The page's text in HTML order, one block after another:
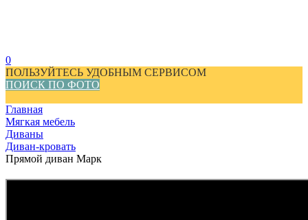
0
ПОЛЬЗУЙТЕСЬ УДОБНЫМ СЕРВИСОМ
ПОИСК ПО ФОТО
Главная
Мягкая мебель
Диваны
Диван-кровать
Прямой диван Марк